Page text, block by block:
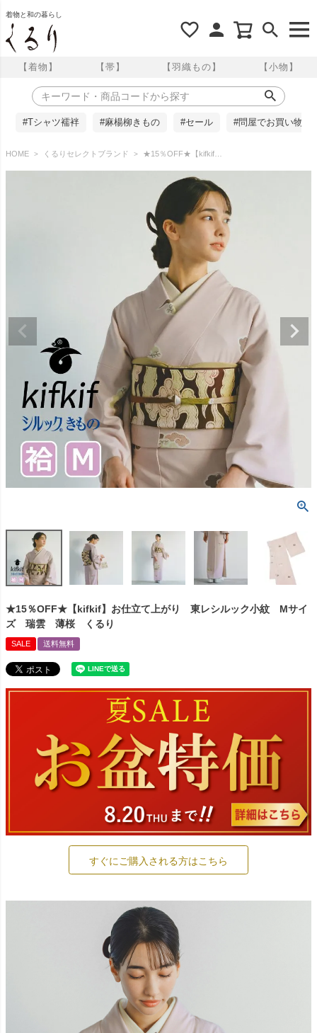
着物と和の暮らし
【着物】 【帯】 【羽織もの】 【小物】
#Tシャツ襦袢 #麻楊柳きもの #セール #問屋でお買い物
HOME くるりセレクトブランド ★15％OFF★【kifkif】お仕立て上がり 東レシルック小紋 Mサイズ 瑞雲 薄桜 くるり
★15％OFF★【kifkif】お仕立て上がり 東レシルック小紋 Mサイ
ズ 瑞雲 薄桜 くるり
SALE 送料無料
すぐにご購入される方はこちら